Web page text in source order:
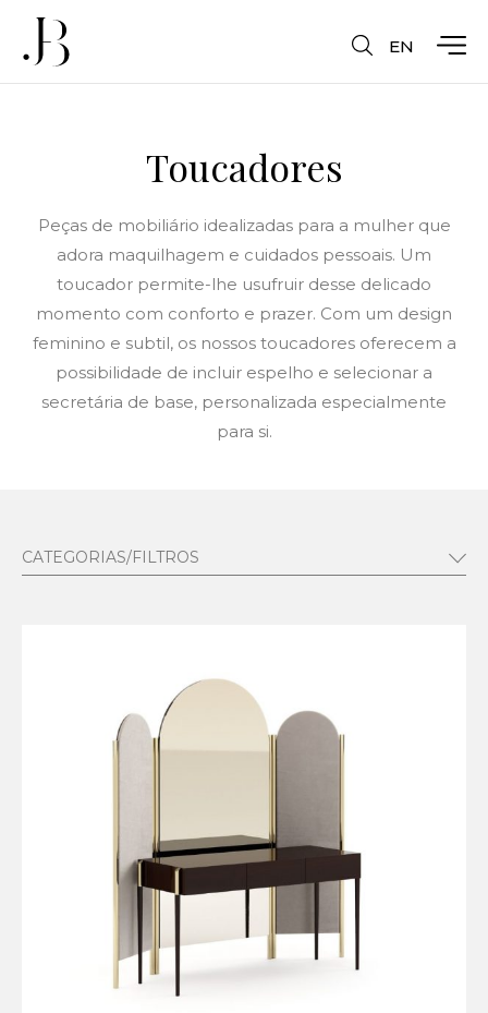
EN
Toucadores
Peças de mobiliário idealizadas para a mulher que
adora maquilhagem e cuidados pessoais. Um
toucador permite-lhe usufruir desse delicado
momento com conforto e prazer. Com um design
feminino e subtil, os nossos toucadores oferecem a
possibilidade de incluir espelho e selecionar a
secretária de base, personalizada especialmente
para si.
CATEGORIAS/FILTROS